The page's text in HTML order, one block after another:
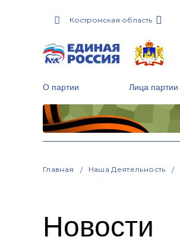
Костромская область
О партии Лица партии
Главная Наша Деятельность
Новости